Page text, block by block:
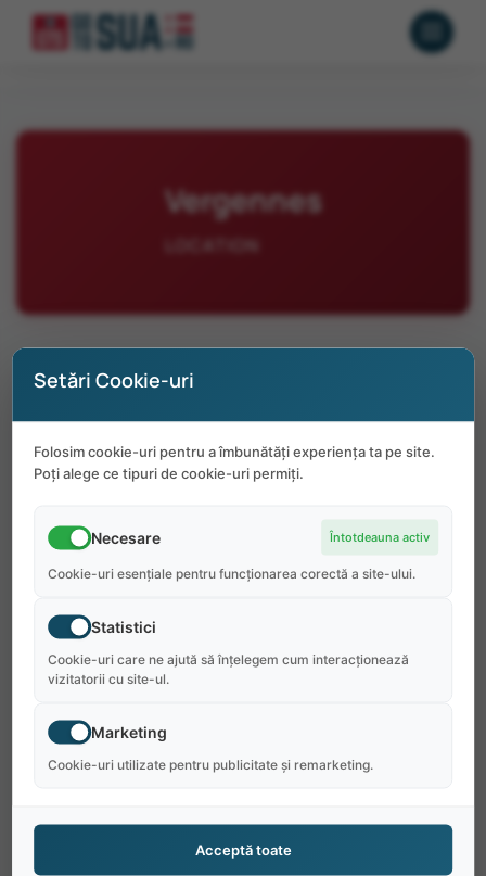
Vergennes
LOCATION
the moment.
Setări Cookie-uri
Folosim cookie-uri pentru a îmbunătăți experiența ta pe site.
Poți alege ce tipuri de cookie-uri permiți.
Necesare Întotdeauna activ
Cookie-uri esențiale pentru funcționarea corectă a site-ului.
Statistici
Cookie-uri care ne ajută să înțelegem cum interacționează
vizitatorii cu site-ul.
Marketing
Cookie-uri utilizate pentru publicitate și remarketing.
Acceptă toate